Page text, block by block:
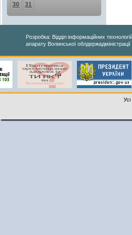
30
31
Розробка: Відділ інформаційних
апарату Волинської облдержадміністрації